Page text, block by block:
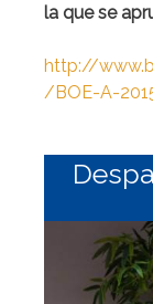
la que se
http://
/BOE-A-